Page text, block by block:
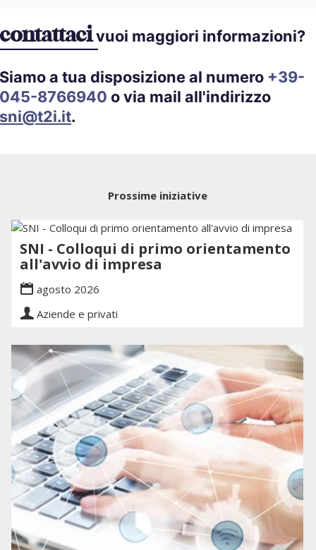
contattacivuoi maggiori informazioni?
Siamo a tua disposizione al numero +39-
045-8766940 o via mail all'indirizzo
sni@t2i.it.
Prossime iniziative
SNI - Colloqui di primo orientamento
all'avvio di impresa
agosto 2026
Aziende e privati